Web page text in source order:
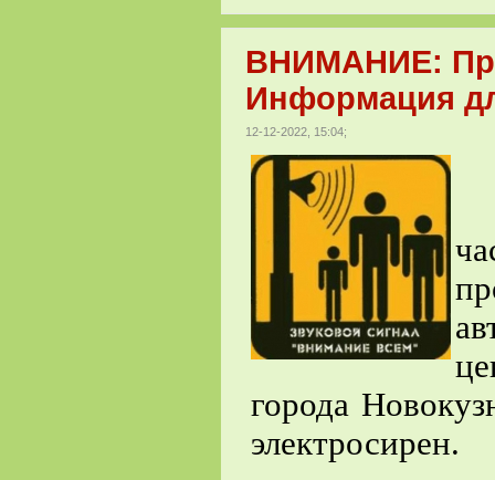
ВНИМАНИЕ:
Информация
12-12-2022, 15:04;
города
электросирен.